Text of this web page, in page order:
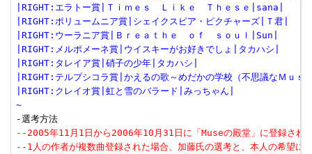
|RIGHT:エラトー賞|Ｔｉｍｅｓ　Ｌｉｋｅ　Ｔｈｅｓｅ|sana|
|RIGHT:ポリュームニア賞|シェイクスピア・ピクチャーズ|Ｔ君|
|RIGHT:ウーラニア賞|Ｂｒｅａｔｈｅ　ｏｆ　ｓｏｕｌ|Sun|
|RIGHT:メルポメーネ賞|ウイスキーがお好きでしょ|タカハシ|
|RIGHT:タレイア賞|硝子の少年|タカハシ|
|RIGHT:テルプシコラ賞|かえるの歌～めだかの学校（不思議なＭｕ
|RIGHT:クレイオ賞|虹と雪のバラード|みっちゃん|
~
-選考方法
--2005年11月1日から2006年10月31日に「Museの殿堂」に登録され
--1人の作者が複数曲登録された場合、加藤氏の選考と、本人の希望に